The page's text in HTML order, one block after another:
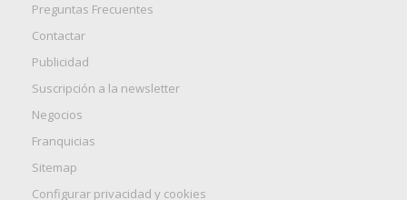
Preguntas Frecuentes
Contactar
Publicidad
Suscripción a la newsletter
Negocios
Franquicias
Sitemap
Configurar privacidad y cookies